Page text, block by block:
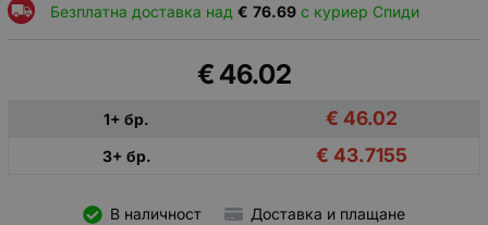
Безплатна доставка над 76.69
€ с куриер Спиди
46.02
€
1+ бр. 46.02
€
3+ бр. 43.7155
€
В наличност Доставка и плащане